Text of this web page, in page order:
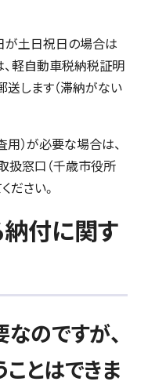
が土日祝日の場合は
、軽自動車税納税証明
します（滞納がない
）が必要な場合は、
扱窓口（千歳市役所
ださい。
付に関す
のですが、
とはできま